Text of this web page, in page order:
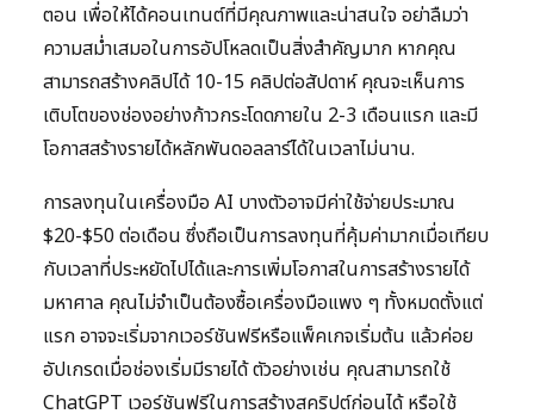
ตอน เพื่อให้ได้คอนเทนต์ที่มีคุณภาพและน่าสนใจ อย่าลืมว่า
ความสม่ำเสมอในการอัปโหลดเป็นสิ่งสำคัญมาก หากคุณ
สามารถสร้างคลิปได้ 10-15 คลิปต่อสัปดาห์ คุณจะเห็นการ
เติบโตของช่องอย่างก้าวกระโดดภายใน 2-3 เดือนแรก และมี
โอกาสสร้างรายได้หลักพันดอลลาร์ได้ในเวลาไม่นาน.
การลงทุนในเครื่องมือ AI บางตัวอาจมีค่าใช้จ่ายประมาณ
$20-$50 ต่อเดือน ซึ่งถือเป็นการลงทุนที่คุ้มค่ามากเมื่อเทียบ
กับเวลาที่ประหยัดไปได้และการเพิ่มโอกาสในการสร้างรายได้
มหาศาล คุณไม่จำเป็นต้องซื้อเครื่องมือแพง ๆ ทั้งหมดตั้งแต่
แรก อาจจะเริ่มจากเวอร์ชันฟรีหรือแพ็คเกจเริ่มต้น แล้วค่อย
อัปเกรดเมื่อช่องเริ่มมีรายได้ ตัวอย่างเช่น คุณสามารถใช้
ChatGPT เวอร์ชันฟรีในการสร้างสคริปต์ก่อนได้ หรือใช้